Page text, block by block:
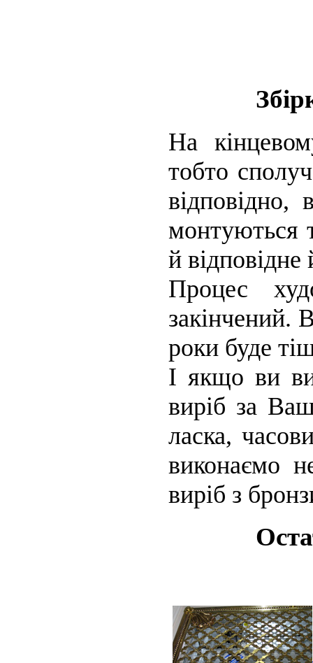
На
тобто
відповідно,
монтуються
й
Процес
закінчений.
роки буде
І якщо ви
виріб за
ласка,
виконаємо
виріб з